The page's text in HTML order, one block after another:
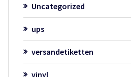
Uncategorized
ups
versandetiketten
vinyl